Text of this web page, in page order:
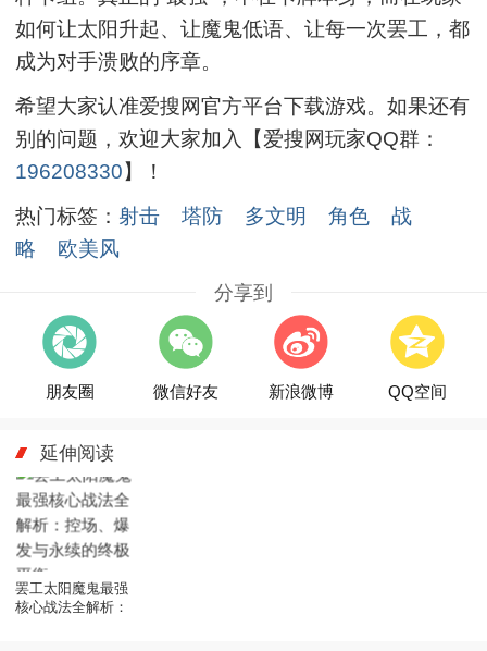
如何让太阳升起、让魔鬼低语、让每一次罢工，都
成为对手溃败的序章。
希望大家认准爱搜网官方平台下载游戏。如果还有
别的问题，欢迎大家加入【爱搜网玩家QQ群：
196208330】！
热门标签： 射击 塔防 多文明 角色
战
略
欧美风
分享到
朋友圈 微信好友 新浪微博 QQ空间
延伸阅读
罢工太阳魔鬼最强
核心战法全解析：